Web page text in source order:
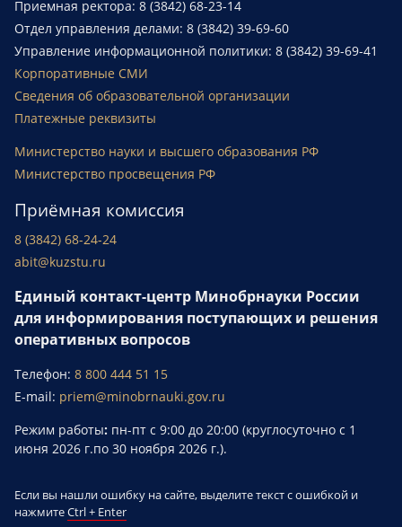
Приемная ректора: 8 (3842) 68-23-14
Отдел управления делами: 8 (3842) 39-69-60
Управление информационной политики: 8 (3842) 39-69-41
Корпоративные СМИ
Сведения об образовательной организации
Платежные реквизиты
Министерство науки и высшего образования РФ
Министерство просвещения РФ
Приёмная комиссия
8 (3842) 68-24-24
abit@kuzstu.ru
Единый контакт-центр Минобрнауки России
для информирования поступающих и решения
оперативных вопросов
Телефон: 8 800 444 51 15
E-mail: priem@minobrnauki.gov.ru
Режим работы: пн-пт с 9:00 до 20:00 (круглосуточно с 1
июня 2026 г.по 30 ноября 2026 г.).
Если вы нашли ошибку на сайте, выделите текст с ошибкой и
нажмитеCtrl + Enter